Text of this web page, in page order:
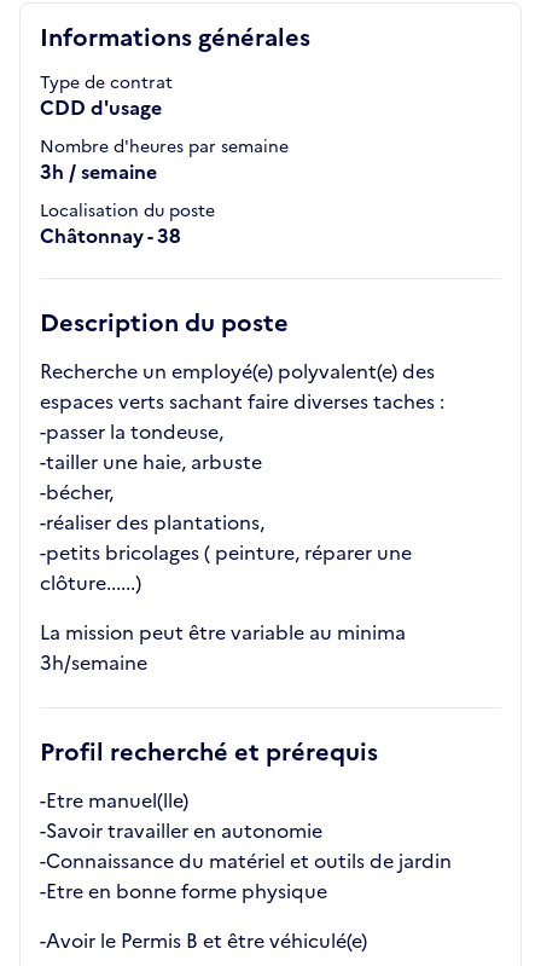
Informations générales
Type de contrat
CDD d'usage
Nombre d'heures par semaine
3h / semaine
Localisation du poste
Châtonnay - 38
Description du poste
Recherche un employé(e) polyvalent(e) des
espaces verts sachant faire diverses taches :
-passer la tondeuse,
-tailler une haie, arbuste
-bécher,
-réaliser des plantations,
-petits bricolages ( peinture, réparer une
clôture......)
La mission peut être variable au minima
3h/semaine
Profil recherché et prérequis
-Etre manuel(lle)
-Savoir travailler en autonomie
-Connaissance du matériel et outils de jardin
-Etre en bonne forme physique
-Avoir le Permis B et être véhiculé(e)